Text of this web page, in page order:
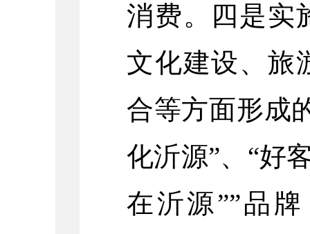
消费。四是实
文化建设、旅
合等方面形成
化沂源”、“好
在沂源””品